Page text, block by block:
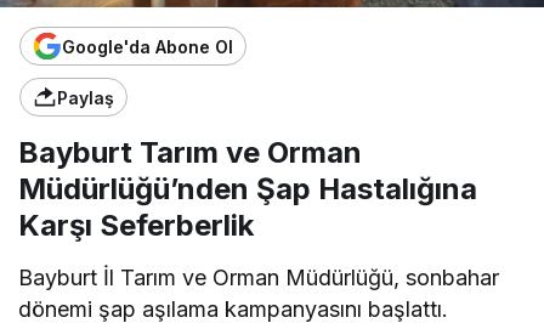
Google'da Abone Ol
Paylaş
Bayburt Tarım ve Orman
Müdürlüğü’nden Şap Hastalığına
Karşı Seferberlik
Bayburt İl Tarım ve Orman Müdürlüğü, sonbahar
dönemi şap aşılama kampanyasını başlattı.